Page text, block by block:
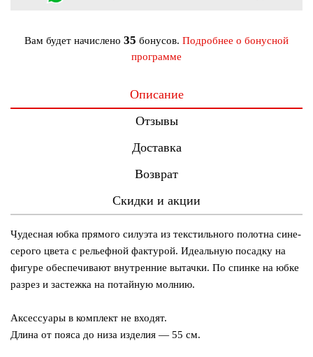
Вам будет начислено 35 бонусов. Подробнее о бонусной
программе
Описание
Отзывы
Доставка
Возврат
Скидки и акции
Чудесная юбка прямого силуэта из текстильного полотна сине-
серого цвета с рельефной фактурой. Идеальную посадку на
фигуре обеспечивают внутренние вытачки. По спинке на юбке
разрез и застежка на потайную молнию.
Аксессуары в комплект не входят.
Длина от пояса до низа изделия — 55 см.